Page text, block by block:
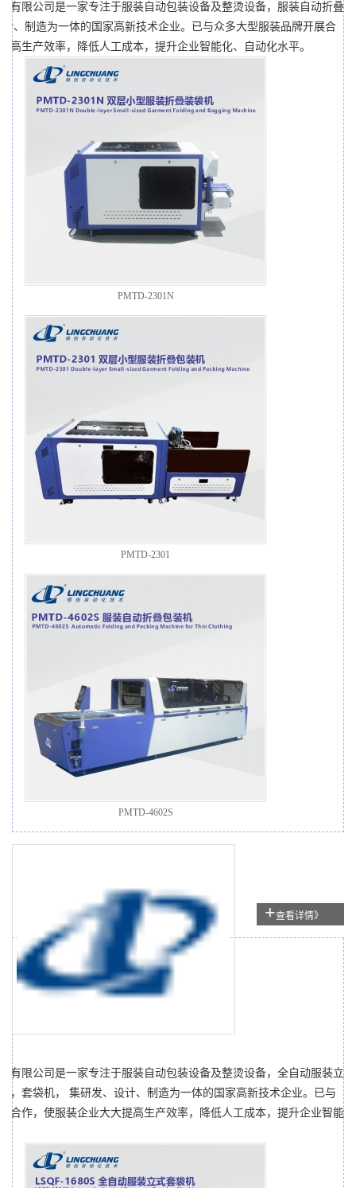
有限公司是一家专注于服装自动包装设备及整烫设备，服装自动折叠
、制造为一体的国家高新技术企业。已与众多大型服装品牌开展合
高生产效率，降低人工成本，提升企业智能化、自动化水平。
PMTD-2301N
PMTD-2301
PMTD-4602S
有限公司是一家专注于服装自动包装设备及整烫设备，全自动服装立
，套袋机， 集研发、设计、制造为一体的国家高新技术企业。已与
合作，使服装企业大大提高生产效率，降低人工成本，提升企业智能
+查看详情》